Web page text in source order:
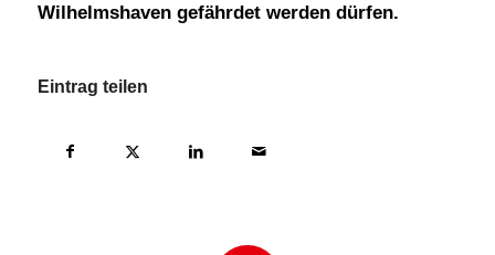
Wilhelmshaven gefährdet werden dürfen.
Eintrag teilen